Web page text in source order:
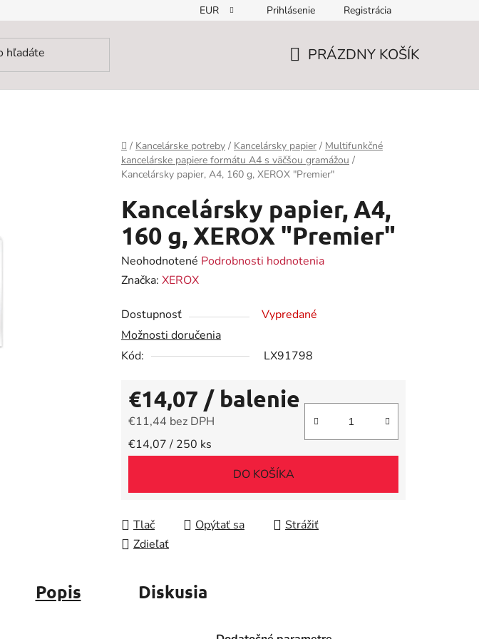
EUR Prihlásenie Registrácia
PRÁZDNY KOŠÍK
Domov
/ Kancelárske potreby / Kancelársky papier / Multifunkčné
kancelárske papiere formátu A4 s väčšou gramážou /
Kancelársky papier, A4, 160 g, XEROX "Premier"
Kancelársky papier, A4,
160 g, XEROX "Premier"
Priemerné
hodnotenie
je
0,0
z
hviezdičiek.
Neohodnotené Podrobnosti hodnotenia
Značka: XEROX
Dostupnosť
Vypredané
Možnosti doručenia
Kód:
LX91798
€14,07 / balenie
€11,44 bez DPH
Jednotková cena:
€14,07 / 250 ks
DO KOŠÍKA
Tlač Opýtať sa
Strážiť
Zdieľať
Popis Diskusia